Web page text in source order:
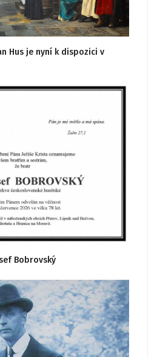
Hus je nyní k dispozici v
Bobrovský